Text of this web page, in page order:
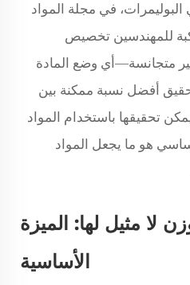
في مجلة المواد
للمهندسين تخصيص
متجانسة—أي وضع المادة
أفضل نسبة ممكنة بين
تحقيقها باستخدام المواد
هو ما يجعل المواد
لا مثيل لها: الميزة
الأساسية